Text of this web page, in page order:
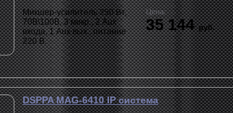
Микшер-усилитель 250 Вт,
70В\100В, 3 микр., 2 Aux
входа, 1 Aux вых., питание
220 В.
Цена:
35 144руб.
DSPPA MAG-6410 IP система